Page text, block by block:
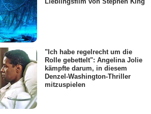
"Ich habe regelrecht um die
Rolle gebettelt": Angelina Jolie
kämpfte darum, in diesem
Denzel-Washington-Thriller
mitzuspielen